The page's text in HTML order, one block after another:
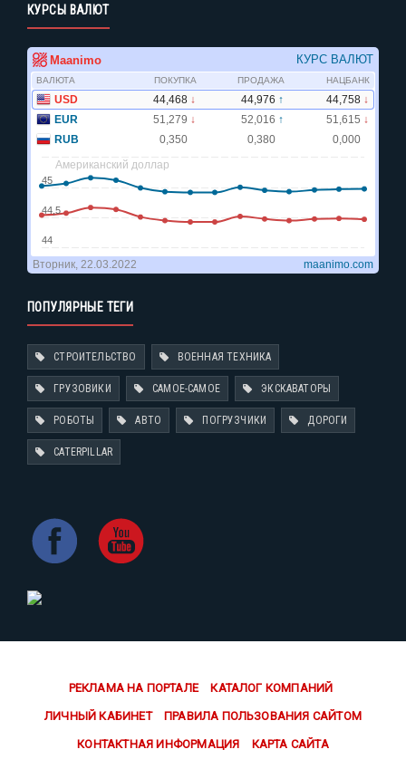
КУРСЫ ВАЛЮТ
ПОПУЛЯРНЫЕ ТЕГИ
СТРОИТЕЛЬСТВО ВОЕННАЯ ТЕХНИКА
ГРУЗОВИКИ САМОЕ-САМОЕ ЭКСКАВАТОРЫ
РОБОТЫ АВТО ПОГРУЗЧИКИ ДОРОГИ
CATERPILLAR
РЕКЛАМА НА ПОРТАЛЕ КАТАЛОГ КОМПАНИЙ
ЛИЧНЫЙ КАБИНЕТ ПРАВИЛА ПОЛЬЗОВАНИЯ САЙТОМ
КОНТАКТНАЯ ИНФОРМАЦИЯ КАРТА САЙТА